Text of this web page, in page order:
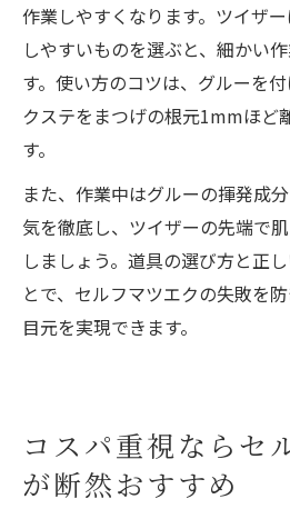
作業しやすくなります。ツイザ
しやすいものを選ぶと、細かい
す。使い方のコツは、グルーを
クステをまつげの根元1mmほど
す。
また、作業中はグルーの揮発成
気を徹底し、ツイザーの先端で
しましょう。道具の選び方と正
とで、セルフマツエクの失敗を
目元を実現できます。
コスパ重視ならセ
が断然おすすめ